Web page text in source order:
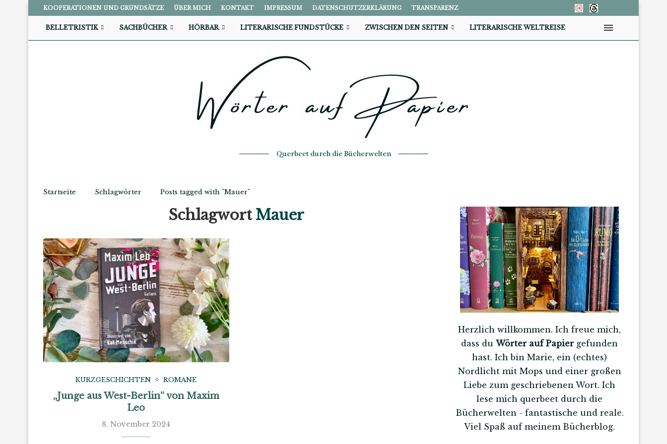
KOOPERATIONEN UND GRUNDSÄTZE ÜBER MICH KONTAKT IMPRESSUM DATENSCHUTZERKLÄRUNG TRANSPARENZ
BELLETRISTIK SACHBÜCHER HÖRBAR LITERARISCHE FUNDSTÜCKE ZWISCHEN DEN SEITEN LITERARISCHE WELTREISE
Querbeet durch die Bücherwelten
Startseite Schlagwörter Posts tagged with "Mauer"
Schlagwort Mauer
KURZGESCHICHTEN ROMANE
„Junge aus West-Berlin“ von Maxim
Leo
8. November 2024
Herzlich willkommen. Ich freue mich,
dass du Wörter auf Papiergefunden
hast. Ich bin Marie, ein (echtes)
Nordlicht mit Mops und einer großen
Liebe zum geschriebenen Wort. Ich
lese mich querbeet durch die
Bücherwelten - fantastische und reale.
Viel Spaß auf meinem Bücherblog.